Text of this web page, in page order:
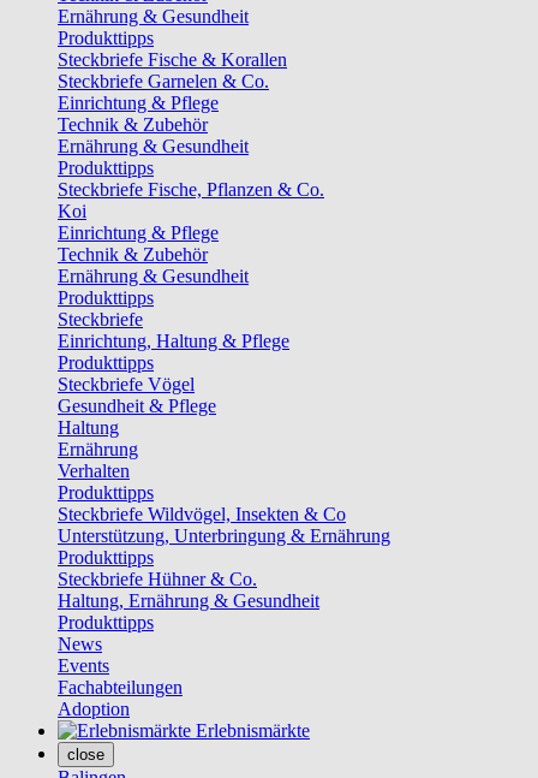
Ernährung & Gesundheit
Produkttipps
Steckbriefe Fische & Korallen
Steckbriefe Garnelen & Co.
Einrichtung & Pflege
Technik & Zubehör
Ernährung & Gesundheit
Produkttipps
Steckbriefe Fische, Pflanzen & Co.
Koi
Einrichtung & Pflege
Technik & Zubehör
Ernährung & Gesundheit
Produkttipps
Steckbriefe
Einrichtung, Haltung & Pflege
Produkttipps
Steckbriefe Vögel
Gesundheit & Pflege
Haltung
Ernährung
Verhalten
Produkttipps
Steckbriefe Wildvögel, Insekten & Co
Unterstützung, Unterbringung & Ernährung
Produkttipps
Steckbriefe Hühner & Co.
Haltung, Ernährung & Gesundheit
Produkttipps
News
Events
Fachabteilungen
Adoption
Erlebnismärkte
close